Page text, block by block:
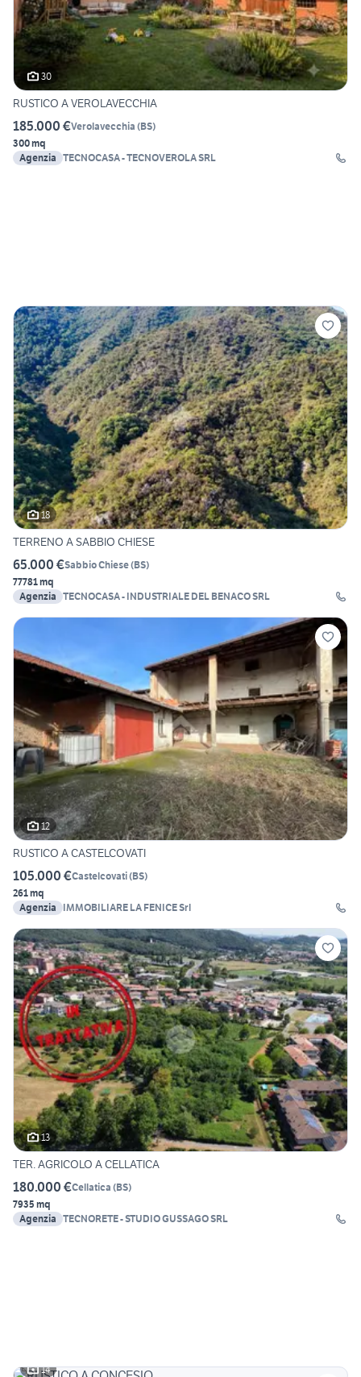
30
RUSTICO A VEROLAVECCHIA
185.000 €Verolavecchia (BS)
300 mq
Agenzia TECNOCASA - TECNOVEROLA SRL
18
TERRENO A SABBIO CHIESE
65.000 €Sabbio Chiese(BS)
77781 mq
Agenzia TECNOCASA - INDUSTRIALE DEL BENACO SRL
12
RUSTICO A CASTELCOVATI
105.000 €Castelcovati(BS)
261 mq
Agenzia
IMMOBILIARE LA FENICE Srl
13
TER. AGRICOLO A CELLATICA
180.000 €Cellatica (BS)
7935 mq
Agenzia TECNORETE - STUDIO GUSSAGO SRL
14